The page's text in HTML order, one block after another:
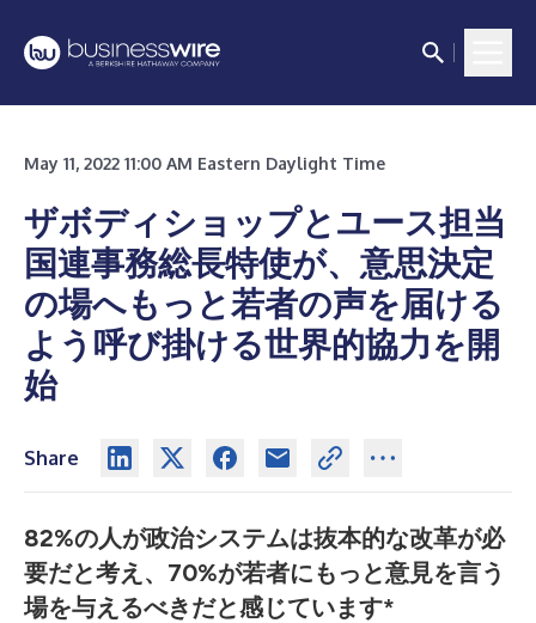
May 11, 2022 11:00 AM Eastern Daylight Time
ザボディショップとユース担当
国連事務総長特使が、意思決定
の場へもっと若者の声を届ける
よう呼び掛ける世界的協力を開
始
Share
82%の人が政治システムは抜本的な改革が必
要だと考え、70%が若者にもっと意見を言う
場を与えるべきだと感じています*